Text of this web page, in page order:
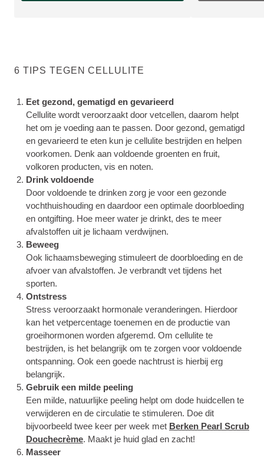
6 TIPS TEGEN CELLULITE
Eet gezond, gematigd en gevarieerd
Cellulite wordt veroorzaakt door vetcellen, daarom helpt
het om je voeding aan te passen. Door gezond, gematigd
en gevarieerd te eten kun je cellulite bestrijden en helpen
voorkomen. Denk aan voldoende groenten en fruit,
volkoren producten, vis en noten.
Drink voldoende
Door voldoende te drinken zorg je voor een gezonde
vochthuishouding en daardoor een optimale doorbloeding
en ontgifting. Hoe meer water je drinkt, des te meer
afvalstoffen uit je lichaam verdwijnen.
Beweeg
Ook lichaamsbeweging stimuleert de doorbloeding en de
afvoer van afvalstoffen. Je verbrandt vet tijdens het
sporten.
Ontstress
Stress veroorzaakt hormonale veranderingen. Hierdoor
kan het vetpercentage toenemen en de productie van
groeihormonen worden afgeremd. Om cellulite te
bestrijden, is het belangrijk om te zorgen voor voldoende
ontspanning. Ook een goede nachtrust is hierbij erg
belangrijk.
Gebruik een milde peeling
Een milde, natuurlijke peeling helpt om dode huidcellen te
verwijderen en de circulatie te stimuleren. Doe dit
bijvoorbeeld twee keer per week met Berken Pearl Scrub
Douchecrème. Maakt je huid glad en zacht!
Masseer